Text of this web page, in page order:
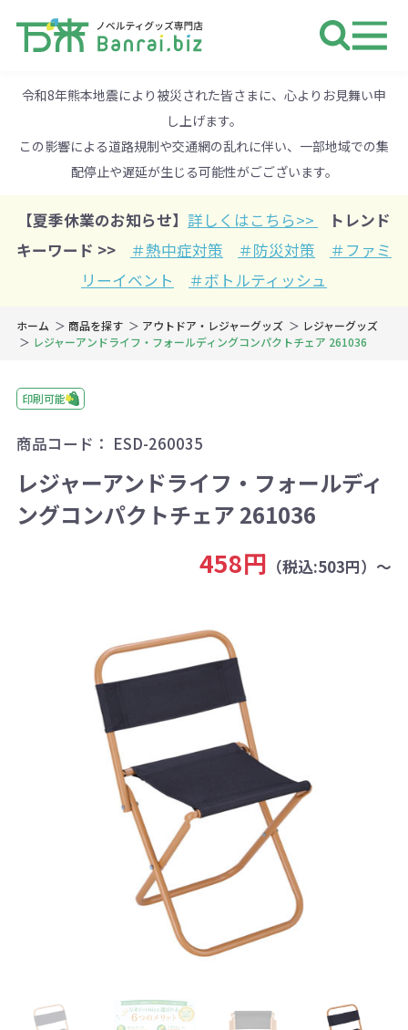
令和8年熊本地震により被災された皆さまに、心よりお見舞い申
し上げます。
この影響による道路規制や交通網の乱れに伴い、一部地域での集
配停止や遅延が生じる可能性がごございます。
【夏季休業のお知らせ】 詳しくはこちら>>
トレンド
キーワード >>
＃熱中症対策 ＃防災対策
＃ファミ
リーイベント
＃ボトルティッシュ
ホーム 商品を探す アウトドア・レジャーグッズ
レジャーグッズ
レジャーアンドライフ・フォールディングコンパクトチェア 261036
印刷可能
商品コード： ESD-260035
レジャーアンドライフ・フォールディ
ングコンパクトチェア 261036
458円 （税込:503円）～